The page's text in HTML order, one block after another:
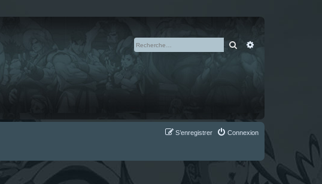
Rechercher
Connexion
S’enregistrer